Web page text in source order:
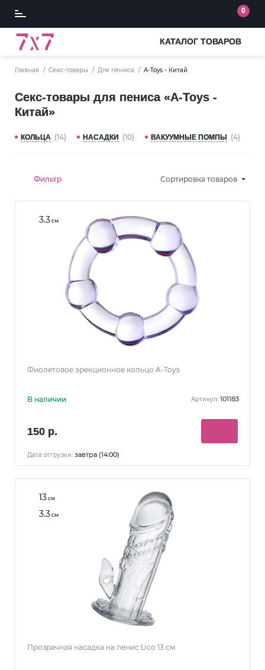
0
КАТАЛОГ ТОВАРОВ
Главная Секс-товары Для пениса A-Toys - Китай
Секс-товары для пениса «A-Toys -
Китай»
КОЛЬЦА (14) НАСАДКИ (10) ВАКУУМНЫЕ ПОМПЫ (4)
Фильтр Сортировка товаров
3.3см
Фиолетовое эрекционное кольцо A-Toys
В наличии Артикул: 101183
150 р.
Дата отгрузки: завтра (14:00)
13см
3.3см
Прозрачная насадка на пенис Uco 13 см